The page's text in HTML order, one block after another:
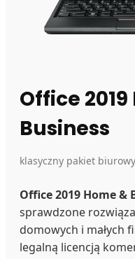
Office
Business
klasyczny pakiet
Office 2019 Home &
sprawdzone
domowych i małych
legalną licencją